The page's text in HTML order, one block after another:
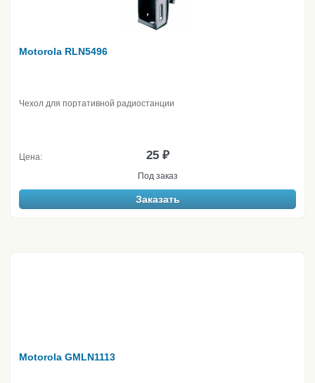
Motorola RLN5496
Чехол для портативной радиостанции
Цена: 25 ₽
Под заказ
Заказать
Motorola GMLN1113